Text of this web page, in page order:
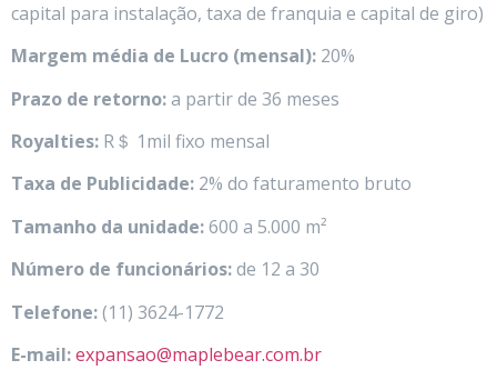
capital para instalação, taxa de franquia e capital de giro)
Margem média de Lucro (mensal): 20%
Prazo de retorno:a partir de 36 meses
Royalties: R＄ 1mil fixo mensal
Taxa de Publicidade: 2% do faturamento bruto
Tamanho da unidade:600 a 5.000 m²
Número de funcionários:de 12 a 30
Telefone:(11) 3624-1772
E-mail:expansao@maplebear.com.br